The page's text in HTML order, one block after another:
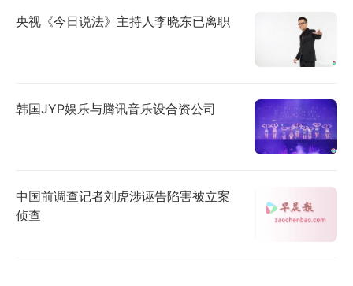
央视《今日说法》主持人李晓东已离职
韩国JYP娱乐与腾讯音乐设合资公司
中国前调查记者刘虎涉诬告陷害被立案
侦查